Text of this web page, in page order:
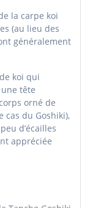
la carpe koi
(au lieu des
généralement
koi qui
tête
orné de
cas du Goshiki),
d’écailles
appréciée